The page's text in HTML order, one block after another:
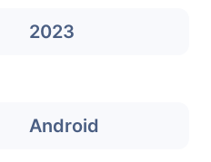
2023
Android